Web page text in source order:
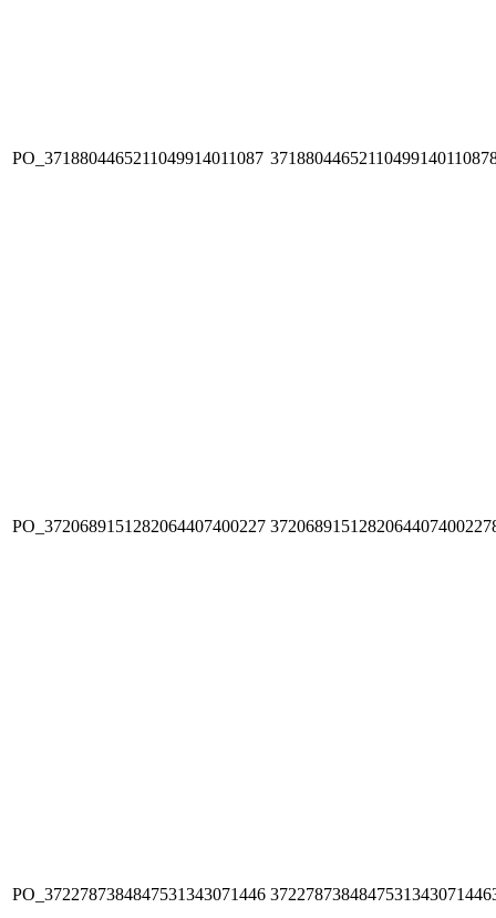
PO_3718804465211049914011087
PO_3720689151282064407400227
PO_3722787384847531343071446